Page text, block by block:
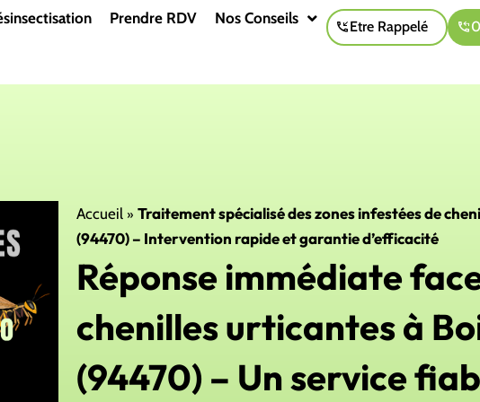
Prendre RDV Nos Conseils Etre Rappelé
Accueil »Traitement spécialisé des zones infestées de
(94470) – Intervention rapide et garantie d’efficacité
Réponse immédiate
chenilles urticantes à
(94470) – Un service